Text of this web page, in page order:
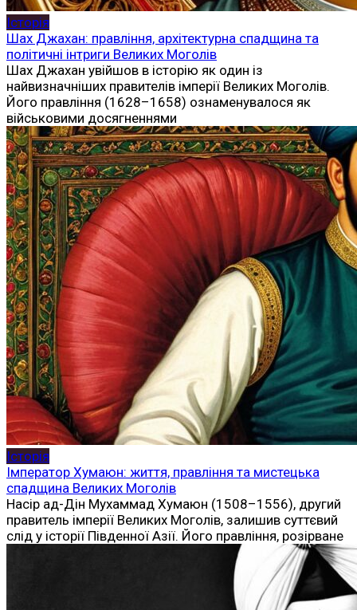
Історія
Шах Джахан: правління, архітектурна спадщина та
політичні інтриги Великих Моголів
Шах Джахан увійшов в історію як один із
найвизначніших правителів імперії Великих Моголів.
Його правління (1628–1658) ознаменувалося як
військовими досягненнями
Історія
Імператор Хумаюн: життя, правління та мистецька
спадщина Великих Моголів
Насір ад-Дін Мухаммад Хумаюн (1508–1556), другий
правитель імперії Великих Моголів, залишив суттєвий
слід у історії Південної Азії. Його правління, розірване